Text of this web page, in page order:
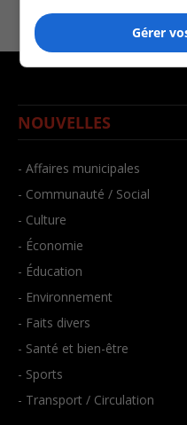
NOUVELLES
- Affaires municipales
- Communauté / Social
- Culture
- Économie
- Éducation
- Environnement
- Faits divers
- Santé et bien-être
- Sports
- Transport / Circulation
Gérer